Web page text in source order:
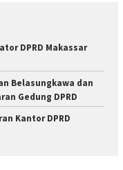
DPRD Makassar
Belasungkawa dan
Gedung DPRD
Kantor DPRD